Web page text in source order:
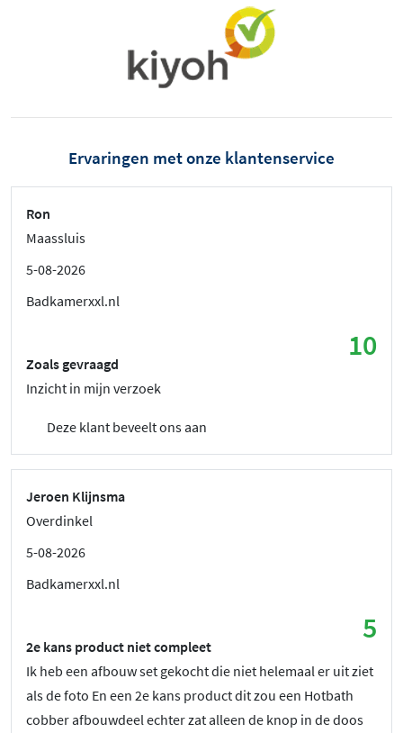
Ervaringen met onze klantenservice
Ron
Maassluis
5-08-2026
Badkamerxxl.nl
10
Zoals gevraagd
Inzicht in mijn verzoek
Deze klant beveelt ons aan
Jeroen Klijnsma
Overdinkel
5-08-2026
Badkamerxxl.nl
5
2e kans product niet compleet
Ik heb een afbouw set gekocht die niet helemaal er uit ziet
als de foto En een 2e kans product dit zou een Hotbath
cobber afbouwdeel echter zat alleen de knop in de doos